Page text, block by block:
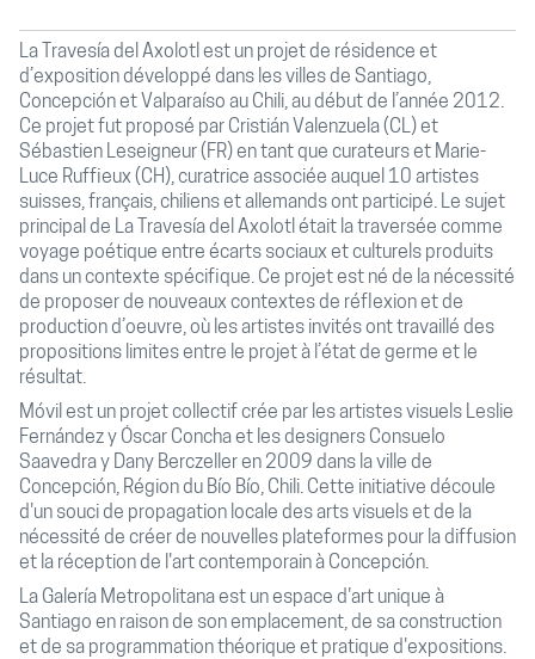
La Travesía del Axolotl est un projet de résidence et
d’exposition développé dans les villes de Santiago,
Concepción et Valparaíso au Chili, au début de l’année 2012.
Ce projet fut proposé par Cristián Valenzuela (CL) et
Sébastien Leseigneur (FR) en tant que curateurs et Marie-
Luce Ruffieux (CH), curatrice associée auquel 10 artistes
suisses, français, chiliens et allemands ont participé. Le sujet
principal de La Travesía del Axolotl était la traversée comme
voyage poétique entre écarts sociaux et culturels produits
dans un contexte spécifique. Ce projet est né de la nécessité
de proposer de nouveaux contextes de réflexion et de
production d’oeuvre, où les artistes invités ont travaillé des
propositions limites entre le projet à l’état de germe et le
résultat.
Móvil est un projet collectif crée par les artistes visuels Leslie
Fernández y Óscar Concha et les designers Consuelo
Saavedra y Dany Berczeller en 2009 dans la ville de
Concepción, Région du Bío Bío, Chili. Cette initiative découle
d'un souci de propagation locale des arts visuels et de la
nécessité de créer de nouvelles plateformes pour la diffusion
et la réception de l'art contemporain à Concepción.
La Galería Metropolitana est un espace d'art unique à
Santiago en raison de son emplacement, de sa construction
et de sa programmation théorique et pratique d'expositions.